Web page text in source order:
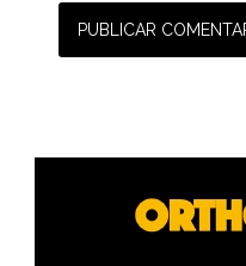
Barra
primaria